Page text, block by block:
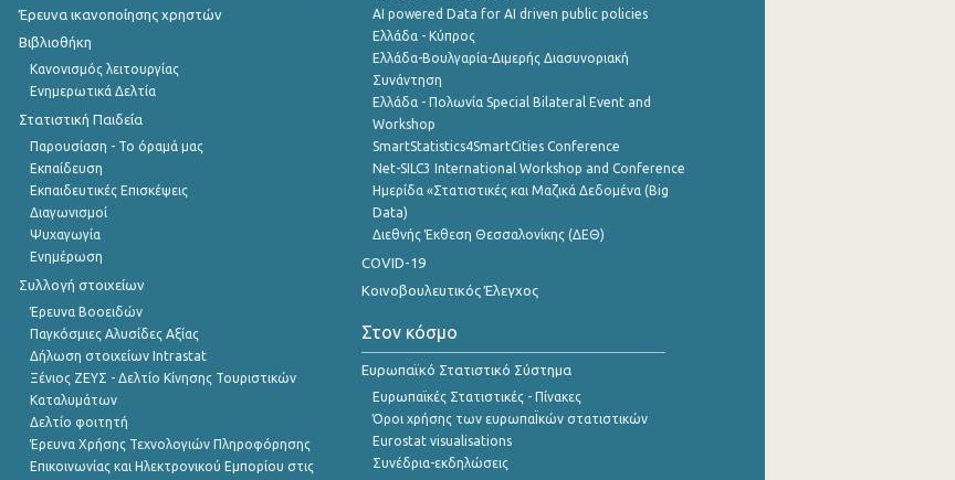
Έρευνα ικανοποίησης χρηστών
Βιβλιοθήκη
Κανονισμός λειτουργίας
Ενημερωτικά Δελτία
Στατιστική Παιδεία
Παρουσίαση - Το όραμά μας
Εκπαίδευση
Εκπαιδευτικές Επισκέψεις
Διαγωνισμοί
Ψυχαγωγία
Ενημέρωση
Συλλογή στοιχείων
Έρευνα Βοοειδών
Παγκόσμιες Αλυσίδες Αξίας
Δήλωση στοιχείων Intrastat
Ξένιος ΖΕΥΣ - Δελτίο Κίνησης Τουριστικών
Καταλυμάτων
Δελτίο φοιτητή
Έρευνα Χρήσης Τεχνολογιών Πληροφόρησης
Επικοινωνίας και Ηλεκτρονικού Εμπορίου στις
AI powered Data for AI driven public policies
Ελλάδα - Κύπρος
Ελλάδα-Βουλγαρία-Διμερής Διασυνοριακή
Συνάντηση
Ελλάδα - Πολωνία Special Bilateral Event and
Workshop
SmartStatistics4SmartCities Conference
Net-SILC3 International Workshop and Conference
Ημερίδα «Στατιστικές και Μαζικά Δεδομένα (Big
Data)
Διεθνής Έκθεση Θεσσαλονίκης (ΔΕΘ)
COVID-19
Κοινοβουλευτικός Έλεγχος
Στον κόσμο
Ευρωπαϊκό Στατιστικό Σύστημα
Ευρωπαϊκές Στατιστικές - Πίνακες
Όροι χρήσης των ευρωπαΪκών στατιστικών
Eurostat visualisations
Συνέδρια-εκδηλώσεις